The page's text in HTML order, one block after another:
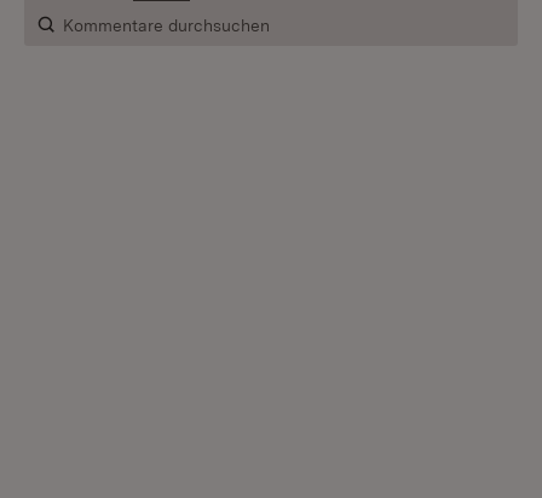
Kommentare durchsuchen